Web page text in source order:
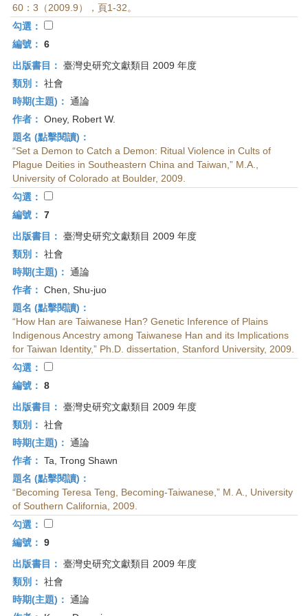
60：3（2009.9），頁1-32。
勾選：
編號： 6
出版書目： 臺灣史研究文獻類目 2009 年度
類別： 社會
時期(主題)： 通論
作者： Oney, Robert W.
題名 (點擊閱讀)：
“Set a Demon to Catch a Demon: Ritual Violence in Cults of
Plague Deities in Southeastern China and Taiwan,” M.A.,
University of Colorado at Boulder, 2009.
勾選：
編號： 7
出版書目： 臺灣史研究文獻類目 2009 年度
類別： 社會
時期(主題)： 通論
作者： Chen, Shu-juo
題名 (點擊閱讀)：
“How Han are Taiwanese Han? Genetic Inference of Plains
Indigenous Ancestry among Taiwanese Han and its Implications
for Taiwan Identity,” Ph.D. dissertation, Stanford University, 2009.
勾選：
編號： 8
出版書目： 臺灣史研究文獻類目 2009 年度
類別： 社會
時期(主題)： 通論
作者： Ta, Trong Shawn
題名 (點擊閱讀)：
“Becoming Teresa Teng, Becoming-Taiwanese,” M. A., University
of Southern California, 2009.
勾選：
編號： 9
出版書目： 臺灣史研究文獻類目 2009 年度
類別： 社會
時期(主題)： 通論